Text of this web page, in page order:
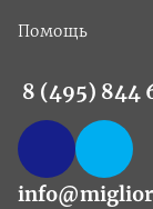
Помощь
8 (495) 844